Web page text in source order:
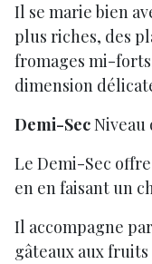
Il se marie bien
plus riches, des
fromages mi-
dimension
Demi-SecNiveau
Le Demi-Sec
en en faisant un
Il accompagne
gâteaux aux